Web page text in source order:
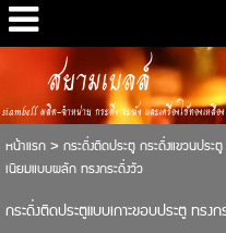
สยามเบลล์
siambell ผลิต-จำหน่าย กระดิ่ง ระฆัง และเครื่องใช้ทองเหลือง
หน้าแรก> กระดิ่งติดประตู กระดิ่งแขวนประตู
เนียมแบบผลัก ทรงกระดิ่งวัว
กระดิ่งติดประตูแบบเกาะขอบประตู ทรงก